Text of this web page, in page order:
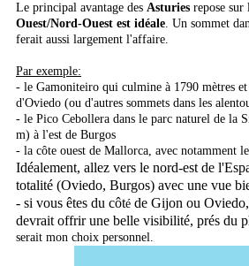
Le principal avantage des Asturies repose
Ouest/Nord-Ouest est idéale. Un sommet
ferait aussi largement l'affaire.
Par exemple:
- le Gamoniteiro qui culmine à 1790 mètres et
d'Oviedo (ou d'autres sommets dans les
- le Pico Cebollera dans le parc naturel de la
m) à l'est de Burgos
- la côte ouest de Mallorca, avec notamment
Idéalement, allez vers le nord-est de
totalité (Oviedo, Burgos) avec une vue
- si vous êtes du côté de Gijon ou
devrait offrir une belle visibilité, prés du
serait mon choix personnel.